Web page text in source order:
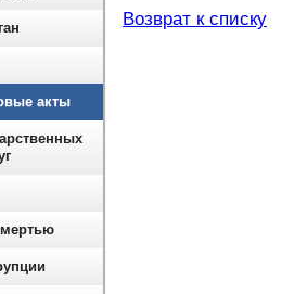
Возврат к списку
акты